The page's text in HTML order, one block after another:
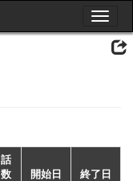
Toggle
話
数
開始日 終了日